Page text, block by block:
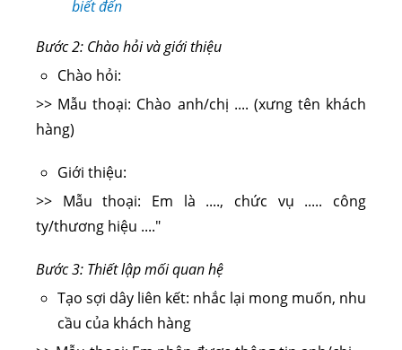
biết đến
Bước 2: Chào hỏi và giới thiệu
Chào hỏi:
>> Mẫu thoại: Chào anh/chị .... (xưng tên khách
hàng)
Giới thiệu:
>> Mẫu thoại: Em là ...., chức vụ ..... công
ty/thương hiệu ...."
Bước 3: Thiết lập mối quan hệ
Tạo sợi dây liên kết: nhắc lại mong muốn, nhu
cầu của khách hàng